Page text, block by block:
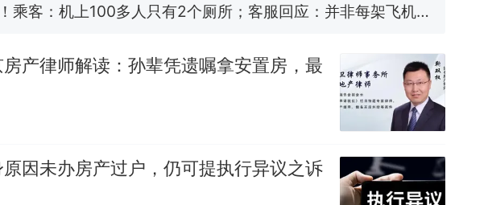
乘客：机上100多人只有2个厕所；客服回应：并非每架飞机都
产律师解读：孙辈凭遗嘱拿安置房，最
因未办房产过户，仍可提执行异议之诉